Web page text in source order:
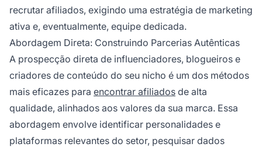
recrutar afiliados, exigindo uma estratégia de marketing
ativa e, eventualmente, equipe dedicada.
Abordagem Direta: Construindo Parcerias Autênticas
A prospecção direta de influenciadores, blogueiros e
criadores de conteúdo do seu nicho é um dos métodos
mais eficazes para encontrar afiliados de alta
qualidade, alinhados aos valores da sua marca. Essa
abordagem envolve identificar personalidades e
plataformas relevantes do setor, pesquisar dados